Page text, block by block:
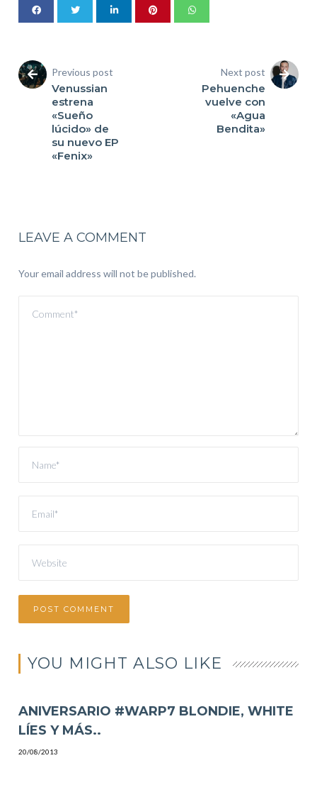
Previous post
Venussian
estrena
«Sueño
lúcido» de
su nuevo EP
«Fenix»
Next post
Pehuenche
vuelve con
«Agua
Bendita»
LEAVE A COMMENT
Your email address will not be published.
YOU MIGHT ALSO LIKE
ANIVERSARIO #WARP7 BLONDIE, WHITE
LÍES Y MÁS..
20/08/2013